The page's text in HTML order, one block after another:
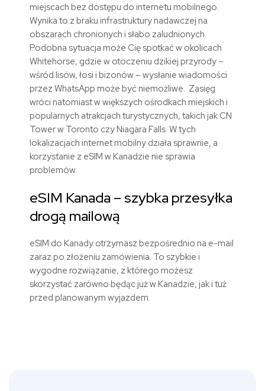
miejscach bez dostępu do internetu mobilnego.
Wynika to z braku infrastruktury nadawczej na
obszarach chronionych i słabo zaludnionych.
Podobna sytuacja może Cię spotkać w okolicach
Whitehorse, gdzie w otoczeniu dzikiej przyrody –
wśród lisów, łosi i bizonów – wysłanie wiadomości
przez WhatsApp może być niemożliwe. Zasięg
wróci natomiast w większych ośrodkach miejskich i
popularnych atrakcjach turystycznych, takich jak CN
Tower w Toronto czy Niagara Falls. W tych
lokalizacjach internet mobilny działa sprawnie, a
korzystanie z eSIM w Kanadzie nie sprawia
problemów.
eSIM Kanada – szybka przesyłka
drogą mailową
eSIM do Kanady otrzymasz bezpośrednio na e-mail
zaraz po złożeniu zamówienia. To szybkie i
wygodne rozwiązanie, z którego możesz
skorzystać zarówno będąc już w Kanadzie, jak i tuż
przed planowanym wyjazdem.